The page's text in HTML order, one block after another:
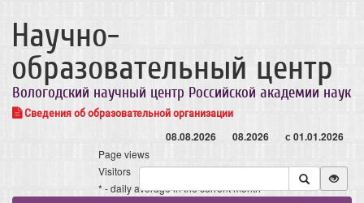
Научно-
образовательный центр
Вологодский научный центр Российской академии наук
Сведения об образовательной организации
08.08.2026 08.2026 с 01.01.2026
Page views
Visitors
* - daily average in the current month